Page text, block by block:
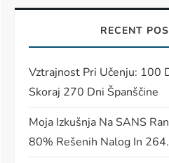
RECENT
Vztrajnost Pri Učenju: 100
Skoraj 270 Dni Španščine
Moja Izkušnja Na SANS
80% Rešenih Nalog In